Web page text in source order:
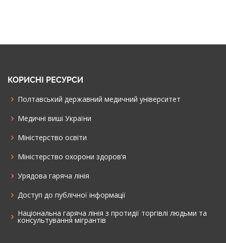
КОРИСНІ РЕСУРСИ
Полтавський державний медичний університет
Медичні виші України
Міністерство освіти
Міністерство охорони здоров’я
Урядова гаряча лінія
Доступ до публічної інформації
Національна гаряча лінія з протидії торгівлі людьми та
консультування мiгрантiв